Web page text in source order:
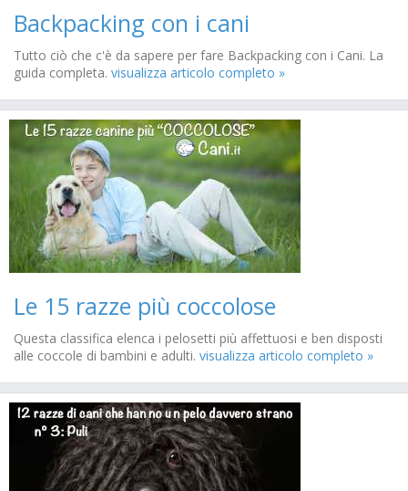
Backpacking con i cani
Tutto ciò che c'è da sapere per fare Backpacking con i Cani. La
guida completa. visualizza articolo completo »
Le 15 razze più coccolose
Questa classifica elenca i pelosetti più affettuosi e ben disposti
alle coccole di bambini e adulti. visualizza articolo completo »